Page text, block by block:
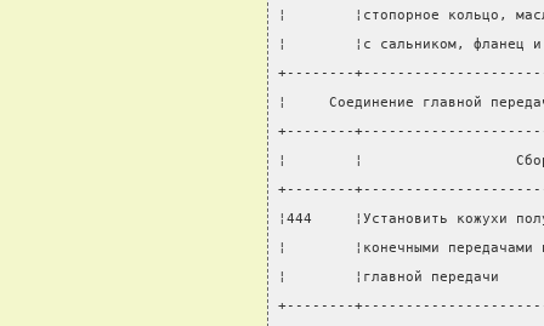
¦        ¦стопорное кольцо,
¦        ¦с сальником,
+--------
¦     Соединение главной
+--------
¦        ¦
+--------
¦444     ¦Установить кожухи
¦        ¦конечными
¦        ¦главной
+--------